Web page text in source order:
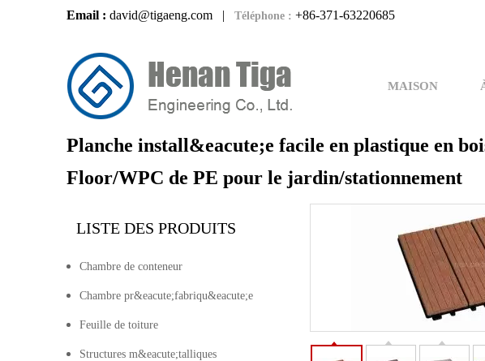
Email : david@tigaeng.com | Téléphone : +86-371-63220685
MAISON
Planche install&eacute;e facile en plastique en
Floor/WPC de PE pour le jardin/stationnement
LISTE DES PRODUITS
Chambre de conteneur
Chambre pr&eacute;fabriqu&eacute;e
Feuille de toiture
Structures m&eacute;talliques